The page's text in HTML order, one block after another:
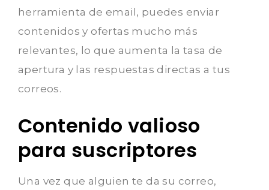
herramienta de email, puedes enviar
contenidos y ofertas mucho más
relevantes, lo que aumenta la tasa de
apertura y las respuestas directas a tus
correos.
Contenido valioso
para suscriptores
Una vez que alguien te da su correo,